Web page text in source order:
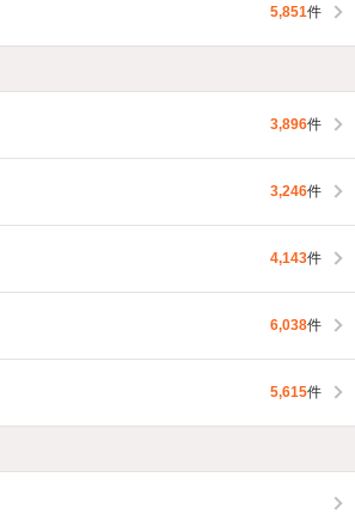
5,851件
3,896件
3,246件
4,143件
6,038件
5,615件